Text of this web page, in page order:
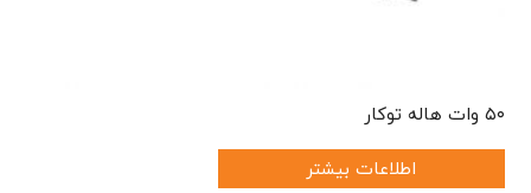
۵۰ وات هاله توکار
اطلاعات بیشتر